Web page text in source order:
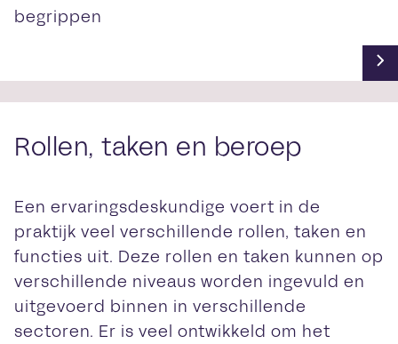
begrippen
Rollen, taken en beroep
Een ervaringsdeskundige voert in de
praktijk veel verschillende rollen, taken en
functies uit. Deze rollen en taken kunnen op
verschillende niveaus worden ingevuld en
uitgevoerd binnen in verschillende
sectoren. Er is veel ontwikkeld om het